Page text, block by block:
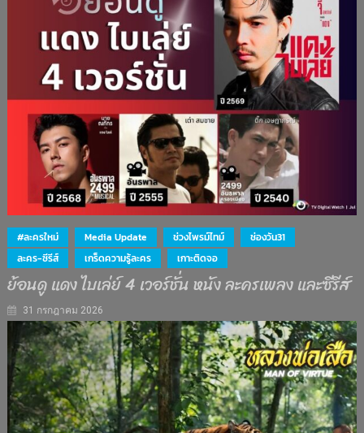
#ละครใหม่ Media Update ช่วงไพรม์ไทม์
ช่องวัน31
ละคร-ซีรีส์
เกร็ดความรู้ละคร เกาะติดจอ
ย้อนดู แดง ไบเล่ย์ 4 เวอร์ชั่น หนัง ละครเพลง และซีรีส์
31 กรกฎาคม 2026